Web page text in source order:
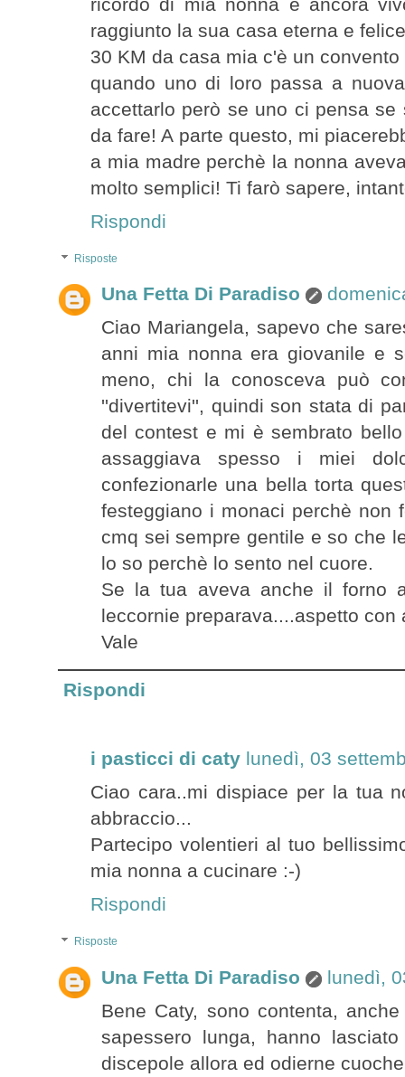
ricordo di mia nonna è ancora
raggiunto la sua casa eterna e
30 KM da casa mia c'è un
quando uno di loro passa a
accettarlo però se uno ci pensa
da fare! A parte questo, mi
a mia madre perchè la nonna
molto semplici! Ti farò sapere,
Rispondi
Risposte
Una Fetta Di Paradiso
Ciao Mariangela, sapevo che
anni mia nonna era giovanile e
meno, chi la conosceva può
''divertitevi'', quindi son stata di
del contest e mi è sembrato
assaggiava spesso i miei
confezionarle una bella torta
festeggiano i monaci perchè non
cmq sei sempre gentile e so che
lo so perchè lo sento nel cuore.
Se la tua aveva anche il forno
leccornie preparava....aspetto con
Vale
Rispondi
i pasticci di caty lunedì, 03
Ciao cara..mi dispiace per la tua
abbraccio...
Partecipo volentieri al tuo
mia nonna a cucinare :-)
Rispondi
Risposte
Una Fetta Di Paradiso
lunedì,
Bene Caty, sono contenta,
sapessero lunga, hanno
discepole allora ed odierne